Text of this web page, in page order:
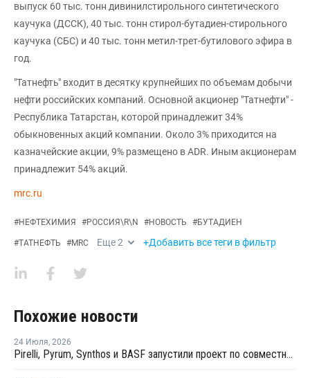
выпуск 60 тыс. тонн дивинилстирольного синтетического
каучука (ДССК), 40 тыс. тонн стирол-бутадиен-стирольного
каучука (СБС) и 40 тыс. тонн метил-трет-бутилового эфира в
год.
"Татнефть" входит в десятку крупнейших по объемам добычи
нефти российских компаний. Основной акционер "Татнефти" -
Республика Татарстан, которой принадлежит 34%
обыкновенных акций компании. Около 3% приходится на
казначейские акции, 9% размещено в ADR. Иным акционерам
принадлежит 54% акций.
mrc.ru
#НЕФТЕХИМИЯ #РОССИЯ\R\N #НОВОСТЬ #БУТАДИЕН
#ТАТНЕФТЬ #MRC Еще2 +Добавить все теги в фильтр
Похожие новости
24 Июля, 2026
Pirelli, Pyrum, Synthos и BASF запустили проект по совместной переработке шин